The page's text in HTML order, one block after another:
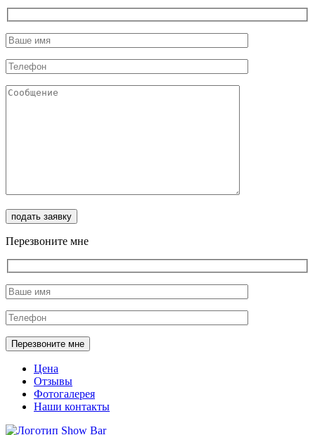
Перезвоните мне
Цена
Отзывы
Фотогалерея
Наши контакты